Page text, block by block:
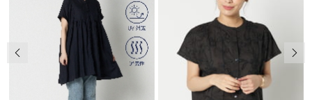
前の画像